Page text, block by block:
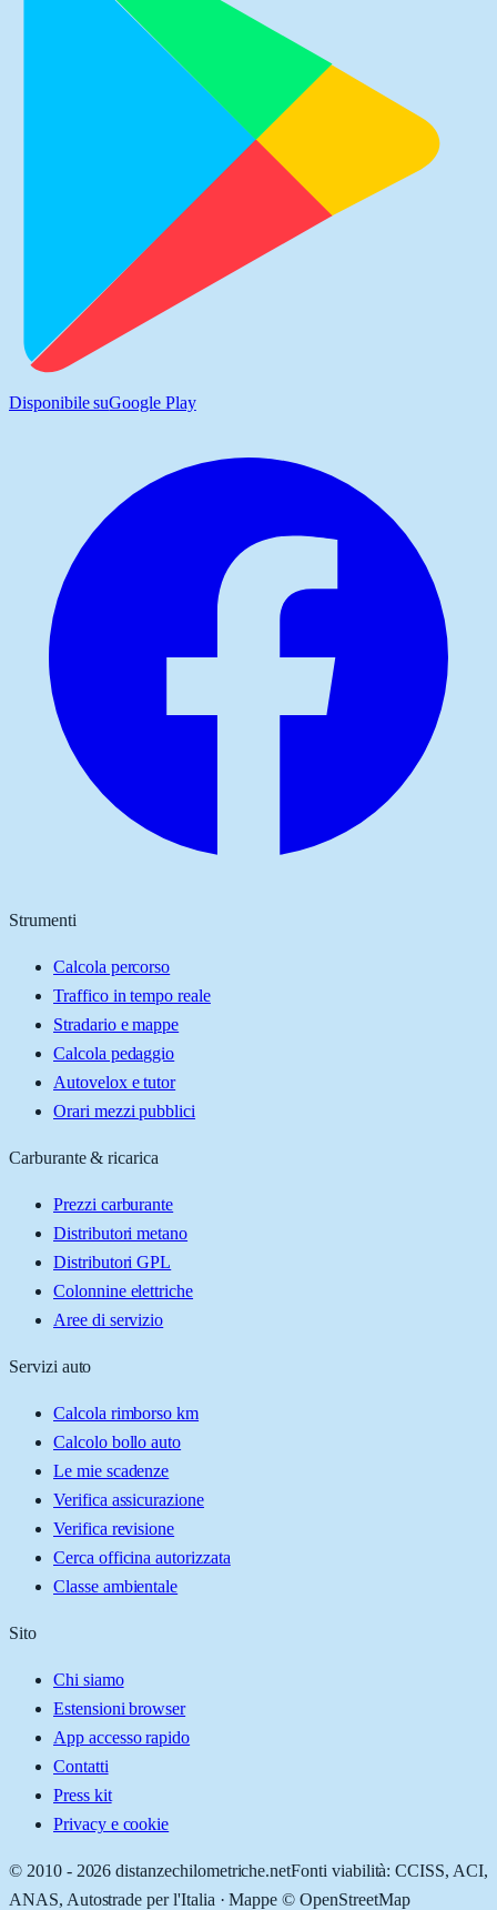
Disponibile suGoogle Play
Strumenti
Calcola percorso
Traffico in tempo reale
Stradario e mappe
Calcola pedaggio
Autovelox e tutor
Orari mezzi pubblici
Carburante & ricarica
Prezzi carburante
Distributori metano
Distributori GPL
Colonnine elettriche
Aree di servizio
Servizi auto
Calcola rimborso km
Calcolo bollo auto
Le mie scadenze
Verifica assicurazione
Verifica revisione
Cerca officina autorizzata
Classe ambientale
Sito
Chi siamo
Estensioni browser
App accesso rapido
Contatti
Press kit
Privacy e cookie
© 2010 - 2026 distanzechilometriche.netFonti viabilità: CCISS, ACI,
ANAS, Autostrade per l'Italia · Mappe © OpenStreetMap